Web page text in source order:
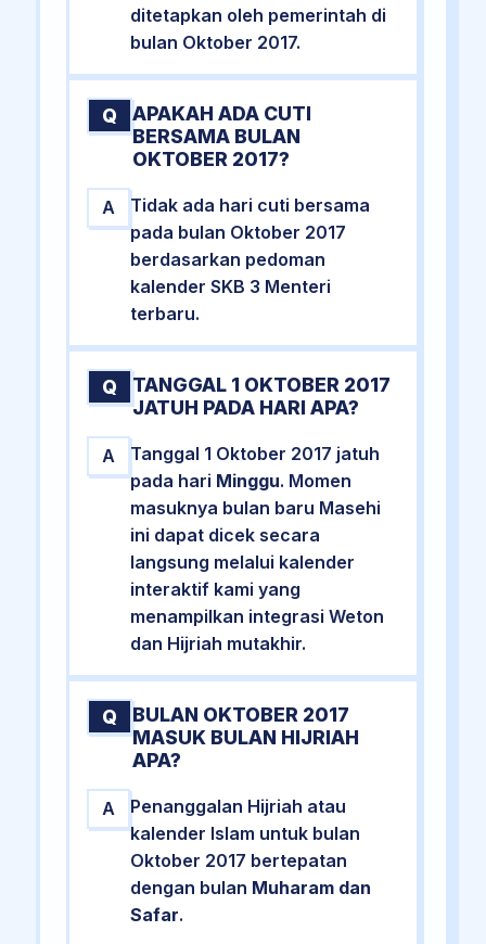
ditetapkan oleh pemerintah di
bulan Oktober 2017.
Q
APAKAH ADA CUTI
BERSAMA BULAN
OKTOBER 2017?
A
Tidak ada hari cuti bersama
pada bulan Oktober 2017
berdasarkan pedoman
kalender SKB 3 Menteri
terbaru.
Q
TANGGAL 1 OKTOBER 2017
JATUH PADA HARI APA?
A
Tanggal 1 Oktober 2017 jatuh
pada hari Minggu. Momen
masuknya bulan baru Masehi
ini dapat dicek secara
langsung melalui kalender
interaktif kami yang
menampilkan integrasi Weton
dan Hijriah mutakhir.
Q
BULAN OKTOBER 2017
MASUK BULAN HIJRIAH
APA?
A
Penanggalan Hijriah atau
kalender Islam untuk bulan
Oktober 2017 bertepatan
dengan bulan Muharam dan
Safar.